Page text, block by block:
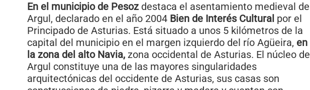
En el municipio de Pesoz destaca el asentamiento medieval de
Argul, declarado en el año 2004 Bien de Interés Cultural por el
Principado de Asturias. Está situado a unos 5 kilómetros de la
capital del municipio en el margen izquierdo del río Agüeira, en
la zona del alto Navia, zona occidental de Asturias. El núcleo de
Argul constituye una de las mayores singularidades
arquitectónicas del occidente de Asturias, sus casas son